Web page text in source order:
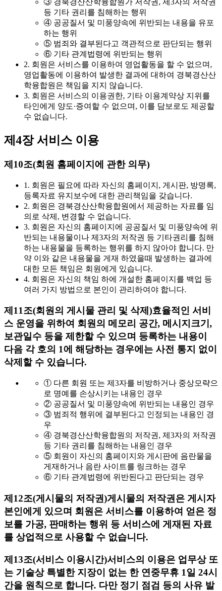
③ 경북경산산학융합원가 저작권, 제3자의 저작권
등 기타 권리를 침해하는 행위
④ 공공질서 및 미풍양속에 위반되는 내용을 유포
하는 행위
⑤ 범죄와 결부된다고 객관적으로 판단되는 행위
⑥ 기타 관계법령에 위반되는 행위
2. 회원은 서비스를 이용하여 영업활동을 할 수 없으며,
영업활동에 이용하여 발생한 결과에 대하여 경북경산산
학융합원은 책임을 지지 않습니다.
3. 회원은 서비스의 이용권한, 기타 이용계약상 지위를
타인에게 양도·증여할 수 없으며, 이를 담보로도 제공할
수 없습니다.
제4장 서비스 이용
제10조(회원 홈페이지에 관한 의무)
1. 회원은 필요에 따라 자신의 홈페이지, 게시판, 방명록,
등록자료 유지보수에 대한 관리책임을 갖습니다.
2. 회원은 경북경산산학융합원에서 제공하는 자료를 임
의로 삭제, 변경할 수 없습니다.
3. 회원은 자신의 홈페이지에 공공질서 및 미풍양속에 위
반되는 내용물이나 제3자의 저작권 등 기타권리를 침해
하는 내용물을 등록하는 행위를 하지 않아야 합니다. 만
약 이와 같은 내용물을 게재 하였을때 발생하는 결과에
대한 모든 책임은 회원에게 있습니다.
4. 회원은 자신의 책임 하에 개설한 홈페이지를 백업 등
여러 가지 방법으로 본인이 관리하여야 합니다.
제11조(회원의 게시물 관리 및 삭제)효율적인 서비
스 운영을 위하여 회원의 메모리 공간, 메시지크기,
보관일수 등을 제한할 수 있으며 등록하는 내용이
다음 각 호의 1에 해당하는 경우에는 사전 통지 없이
삭제할 수 있습니다.
① 다른 회원 또는 제3자를 비방하거나 중상모략으
로 명예를 손상시키는 내용인 경우
② 공공질서 및 미풍양속에 위반되는 내용인 경우
③ 범죄적 행위에 결부된다고 인정되는 내용인 경
우
④ 경북경산산학융합원의 저작권, 제3자의 저작권
등 기타 권리를 침해하는 내용인 경우
⑤ 회원이 자신의 홈페이지와 게시판에 음란물을
게재하거나 음란 사이트를 링크하는 경우
⑥ 기타 관계법령에 위반된다고 판단되는 경우
제12조(게시물의 저작권)게시물의 저작권은 게시자
본인에게 있으며 회원은 서비스를 이용하여 얻은 정
보를 가공, 판매하는 행위 등 서비스에 게재된 자료
를 상업적으로 사용할 수 없습니다.
제13조(서비스 이용시간)서비스의 이용은 업무상 또
는 기술상 특별한 지장이 없는 한 연중무휴 1일 24시
간을 원칙으로 합니다. 다만 정기 점검 등의 사유 발